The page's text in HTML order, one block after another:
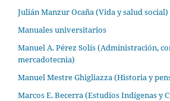
Julián Manzur Ocaña (Vida y salud social)
Manuales universitarios
Manuel A. Pérez Solís (Administración,
mercadotecnia)
Manuel Mestre Ghigliazza (Historia y
Marcos E. Becerra (Estudios Indígenas y